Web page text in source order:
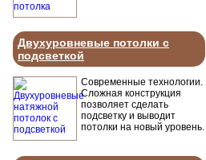
Двухуровневые потолки с
подсветкой
Современные технологии.
Сложная конструкция
позволяет сделать
подсветку и выводит
потолки на новый уровень.